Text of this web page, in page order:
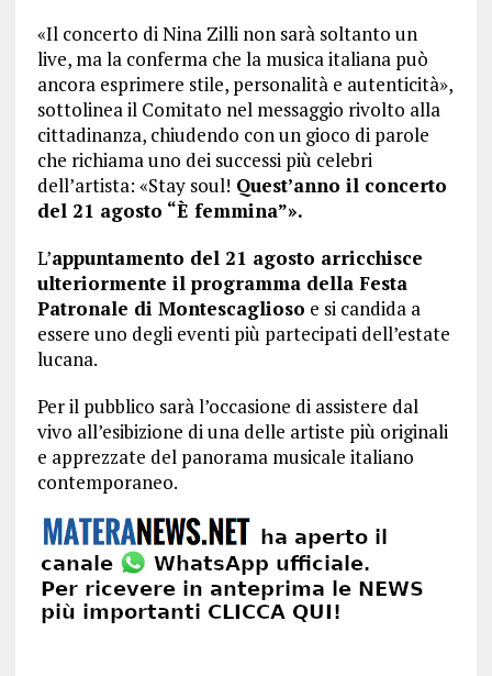
«Il concerto di Nina Zilli non sarà soltanto un
live, ma la conferma che la musica italiana può
ancora esprimere stile, personalità e autenticità»,
sottolinea il Comitato nel messaggio rivolto alla
cittadinanza, chiudendo con un gioco di parole
che richiama uno dei successi più celebri
dell’artista: «Stay soul! Quest’anno il concerto
del 21 agosto “È femmina”».
L’appuntamento del 21 agosto arricchisce
ulteriormente il programma della Festa
Patronale di Montescaglioso e si candida a
essere uno degli eventi più partecipati dell’estate
lucana.
Per il pubblico sarà l’occasione di assistere dal
vivo all’esibizione di una delle artiste più originali
e apprezzate del panorama musicale italiano
contemporaneo.